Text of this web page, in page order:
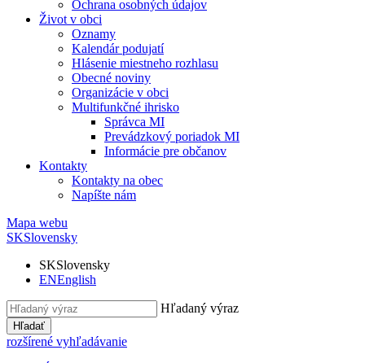
Ochrana osobných údajov
Život v obci
Oznamy
Kalendár podujatí
Hlásenie miestneho rozhlasu
Obecné noviny
Organizácie v obci
Multifunkčné ihrisko
Správca MI
Prevádzkový poriadok MI
Informácie pre občanov
Kontakty
Kontakty na obec
Napíšte nám
Mapa webu
SKSlovensky
SKSlovensky
ENEnglish
Hľadaný výraz
Hľadať
rozšírené vyhľadávanie